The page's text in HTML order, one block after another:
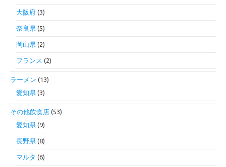
大阪府 (3)
奈良県 (5)
岡山県 (2)
フランス (2)
ラーメン (13)
愛知県 (3)
その他飲食店 (53)
愛知県 (9)
長野県 (8)
マルタ (6)